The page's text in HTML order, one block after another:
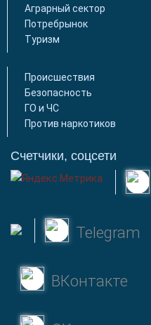
Аграрный сектор
Потребрынок
Туризм
Происшествия
Безопасность
ГО и ЧС
Против наркотиков
Счетчики, соцсети
Telegram
ВКонтакте